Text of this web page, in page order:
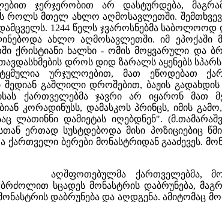
ჯერჯერობით არ დასტურდება,
მთელ ახლო აღმოსავლეთში.
1244 წელს ჯვაროსნებმა
ახლო აღმოსავლეთში. იმ ეპოქაში
ქრისტიანი ხალხი - ომის მოყვარული და
დროს დიდ ზარალს აყენებს
ურჯულოებით, მათ ეწოდებათ
შედიან გაშლილი დროშებით, ბაჟის
ქართველებმა ჯავრი არ იყარონ მათ
კორადინუსს, დამასკოს პრინცს, იმის
ლათინნი დამიეტას იღებდნენ".
ერთად სუსტდებოდა მისი პოზიციებიც
ბერები მონასტრიდან გააძევეს.
აღშფოთებულმა ქართველებმა,
სცადეს მონასტრის დაბრუნება,
დაბრუნება და აღდგენა. ამიტომაც